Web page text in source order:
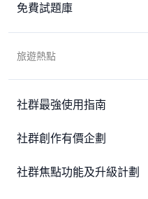
免費試題庫
旅遊熱點
社群最強使用指南
社群創作有價企劃
社群焦點功能及升級計劃